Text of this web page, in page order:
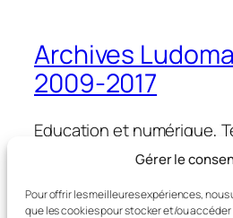
Gérer le
Pour offrir les meilleures expériences,
que les cookies pour stocker et/ou
Archives
2009-2017
Education et numérique,
d'Apprentissage, e-
et formation